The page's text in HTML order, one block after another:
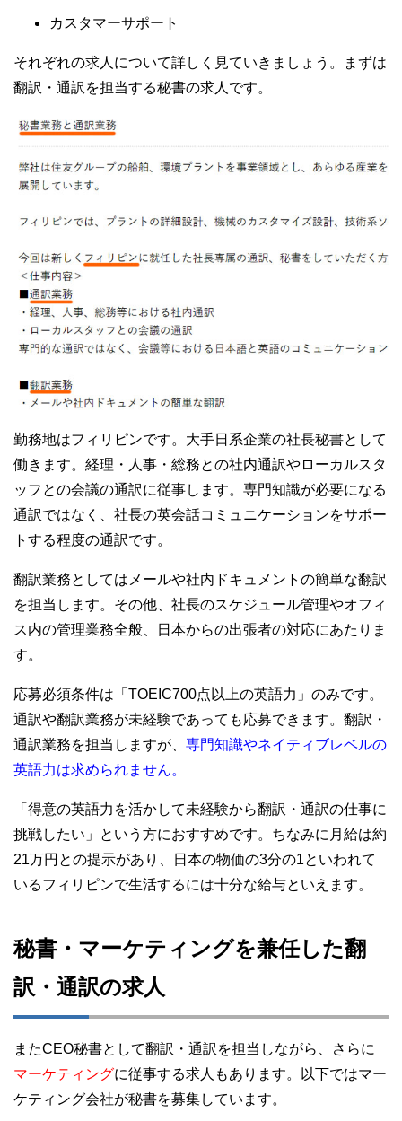
カスタマーサポート
それぞれの求人について詳しく見ていきましょう。まずは
翻訳・通訳を担当する秘書の求人です。
勤務地はフィリピンです。大手日系企業の社長秘書として
働きます。経理・人事・総務との社内通訳やローカルスタ
ッフとの会議の通訳に従事します。専門知識が必要になる
通訳ではなく、社長の英会話コミュニケーションをサポー
トする程度の通訳です。
翻訳業務としてはメールや社内ドキュメントの簡単な翻訳
を担当します。その他、社長のスケジュール管理やオフィ
ス内の管理業務全般、日本からの出張者の対応にあたりま
す。
応募必須条件は「TOEIC700点以上の英語力」のみです。
通訳や翻訳業務が未経験であっても応募できます。翻訳・
通訳業務を担当しますが、 専門知識やネイティブレベルの
英語力は求められません。
「得意の英語力を活かして未経験から翻訳・通訳の仕事に
挑戦したい」という方におすすめです。ちなみに月給は約
21万円との提示があり、日本の物価の3分の1といわれて
いるフィリピンで生活するには十分な給与といえます。
秘書・マーケティングを兼任した翻
訳・通訳の求人
またCEO秘書として翻訳・通訳を担当しながら、さらに
マーケティングに従事する求人もあります。以下ではマー
ケティング会社が秘書を募集しています。